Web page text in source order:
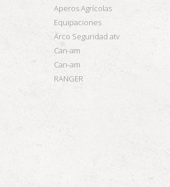
Aperos Agrícolas
Equipaciones
Arco Seguridad atv
Can-am
Can-am
RANGER